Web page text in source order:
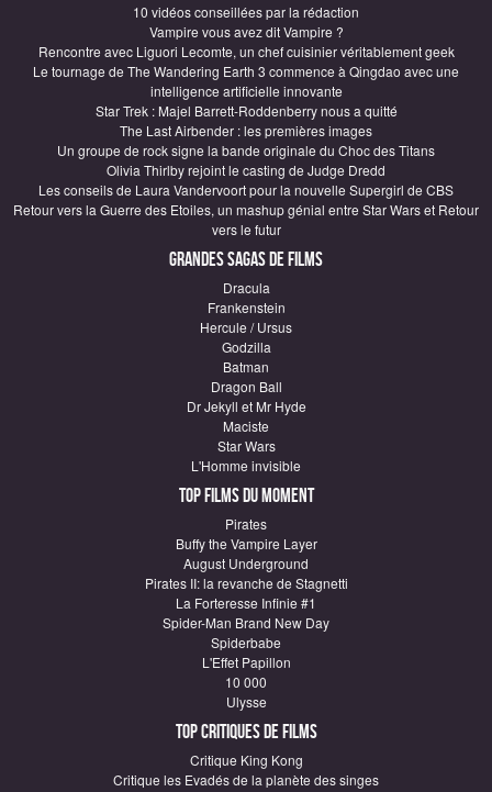
10 vidéos conseillées par la rédaction
Vampire vous avez dit Vampire ?
Rencontre avec Liguori Lecomte, un chef cuisinier véritablement geek
Le tournage de The Wandering Earth 3 commence à Qingdao avec une
intelligence artificielle innovante
Star Trek : Majel Barrett-Roddenberry nous a quitté
The Last Airbender : les premières images
Un groupe de rock signe la bande originale du Choc des Titans
Olivia Thirlby rejoint le casting de Judge Dredd
Les conseils de Laura Vandervoort pour la nouvelle Supergirl de CBS
Retour vers la Guerre des Etoiles, un mashup génial entre Star Wars et Retour
vers le futur
Grandes sagas de Films
Dracula
Frankenstein
Hercule / Ursus
Godzilla
Batman
Dragon Ball
Dr Jekyll et Mr Hyde
Maciste
Star Wars
L'Homme invisible
Top Films du moment
Pirates
Buffy the Vampire Layer
August Underground
Pirates II: la revanche de Stagnetti
La Forteresse Infinie #1
Spider-Man Brand New Day
Spiderbabe
L'Effet Papillon
10 000
Ulysse
Top critiques de Films
Critique King Kong
Critique les Evadés de la planète des singes